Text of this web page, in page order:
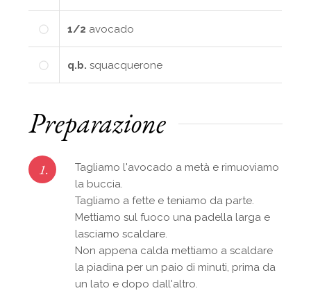
1/2 avocado
q.b. squacquerone
Preparazione
1.
Tagliamo l'avocado a metà e rimuoviamo
la buccia.
Tagliamo a fette e teniamo da parte.
Mettiamo sul fuoco una padella larga e
lasciamo scaldare.
Non appena calda mettiamo a scaldare
la piadina per un paio di minuti, prima da
un lato e dopo dall'altro.